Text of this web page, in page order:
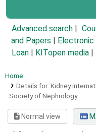
Advanced search
and Papers
Electronic
Loan
KITopen media
Home
Details for: Kidney
Society of Nephrology
Normal view